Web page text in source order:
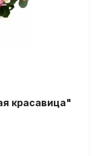
красавица"